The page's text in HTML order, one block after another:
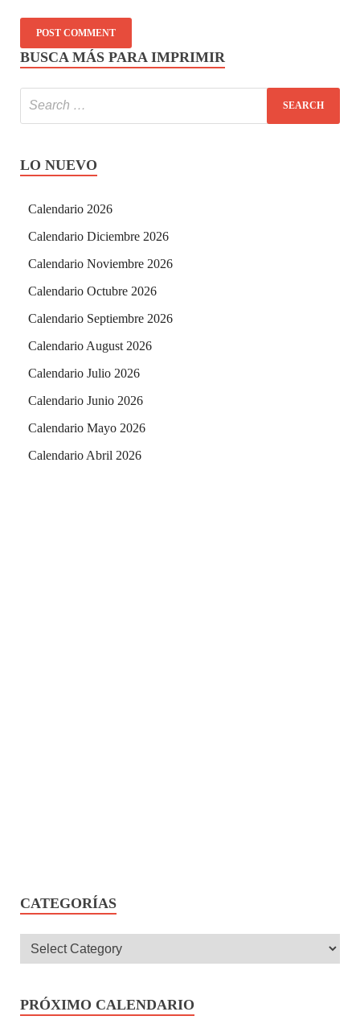
BUSCA MÁS PARA IMPRIMIR
LO NUEVO
Calendario 2026
Calendario Diciembre 2026
Calendario Noviembre 2026
Calendario Octubre 2026
Calendario Septiembre 2026
Calendario August 2026
Calendario Julio 2026
Calendario Junio 2026
Calendario Mayo 2026
Calendario Abril 2026
CATEGORÍAS
PRÓXIMO CALENDARIO